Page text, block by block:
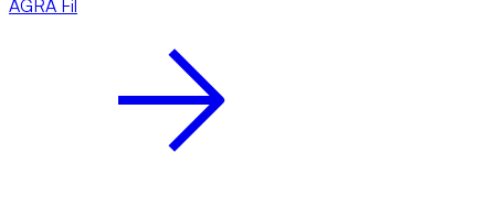
AGRA Fil